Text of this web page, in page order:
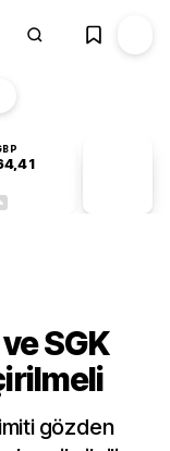
SGK
gözden